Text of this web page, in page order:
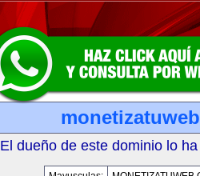
El dueño de este dominio lo